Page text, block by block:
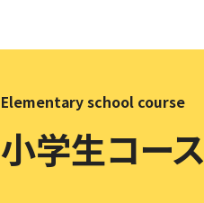
Elementary school course
小学生コース